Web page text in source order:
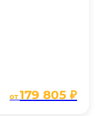
от179 805 ₽